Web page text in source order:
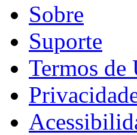
Sobre
Suporte
Termos de